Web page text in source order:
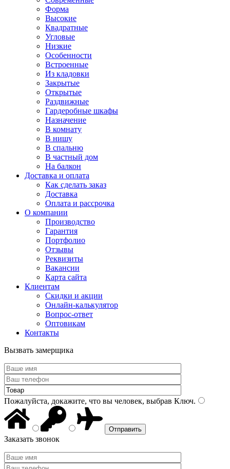
Форма
Высокие
Квадратные
Угловые
Низкие
Особенности
Встроенные
Из кладовки
Закрытые
Открытые
Раздвижные
Гардеробные шкафы
Назначение
В комнату
В нишу
В спальню
В частный дом
На балкон
Доставка и оплата
Как сделать заказ
Доставка
Оплата и рассрочка
О компании
Производство
Гарантия
Портфолио
Отзывы
Реквизиты
Вакансии
Карта сайта
Клиентам
Скидки и акции
Онлайн-калькулятор
Вопрос-ответ
Оптовикам
Контакты
Вызвать замерщика
Пожалуйста, докажите, что вы человек, выбрав Ключ.
Заказать звонок